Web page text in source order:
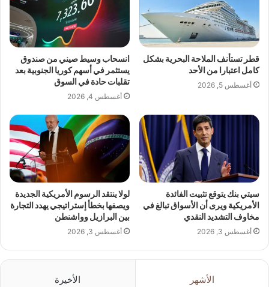
قطر تستأنف الملاحة البحرية بشكل
كامل اعتبارا من الأحد
أغسطس 5, 2026
انسحاب وسيط صيني من صندوق
يستثمر في أسهم كوريا الجنوبية بعد
تقلبات حادة في السوق
أغسطس 4, 2026
سيتي بنك يتوقع تثبيت الفائدة
الأمريكية ويرى أن الأسواق تبالغ في
مخاوف التشديد النقدي
أغسطس 3, 2026
لولا ينتقد الرسوم الأمريكية الجديدة
ويصفها بخطأ إستراتيجي يهدد التجارة
بين البرازيل وواشنطن
أغسطس 3, 2026
الأشهر الأخيرة